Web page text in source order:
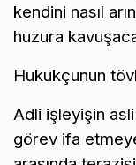
kendini nasıl
huzura
Hukukçunun
Adli işleyişin
görev ifa